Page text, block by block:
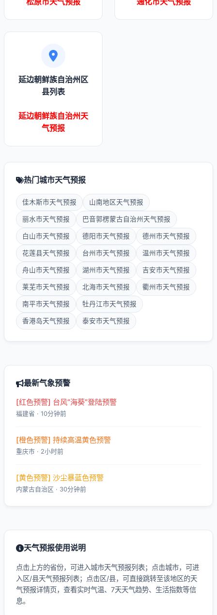
延边朝鲜族自治州区
县列表
延边朝鲜族自治州天
气预报
热门城市天气预报
佳木斯市天气预报 山南地区天气预报
丽水市天气预报 巴音郭楞蒙古自治州天气预报
白山市天气预报 德阳市天气预报 德州市天气预报
花莲县天气预报 台州市天气预报 温州市天气预报
舟山市天气预报 湖州市天气预报 吉安市天气预报
莱芜市天气预报 北海市天气预报 衢州市天气预报
南平市天气预报 牡丹江市天气预报
香港岛天气预报 泰安市天气预报
最新气象预警
[红色预警] 台风“海葵”登陆预警
福建省 · 10分钟前
[橙色预警] 持续高温黄色预警
重庆市 · 2小时前
[黄色预警] 沙尘暴蓝色预警
内蒙古自治区 · 30分钟前
天气预报使用说明
点击上方的省份，可进入城市天气预报列表；点击城市，可进
入区/县天气预报列表；点击区/县，可直接跳转至该地区的天
气预报详情页，查看实时气温、7天天气趋势、生活指数等信
息。